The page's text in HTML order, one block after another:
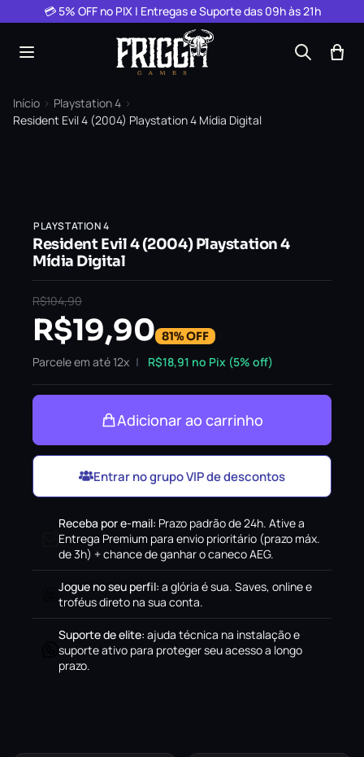
Pular para o conteúdo
💳 5% OFF no PIX | Entregas e Suporte das 09h às 21h
Início › Playstation 4 ›
Resident Evil 4 (2004) Playstation 4 Mídia Digital
PLAYSTATION 4
Resident Evil 4 (2004) Playstation 4
Mídia Digital
R$104,90
R$19,90 81% OFF
Parcele em até 12x R$18,91 no Pix (5% off)
Adicionar ao carrinho
Entrar no grupo VIP de descontos
Receba por e-mail: Prazo padrão de 24h. Ative a
Entrega Premium para envio prioritário (prazo máx.
de 3h) + chance de ganhar o caneco AEG.
Jogue no seu perfil: a glória é sua. Saves, online e
troféus direto na sua conta.
Suporte de elite: ajuda técnica na instalação e
suporte ativo para proteger seu acesso a longo
prazo.